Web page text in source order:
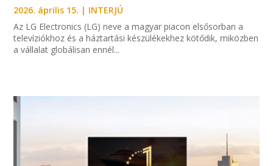
2026. április 15. | INTERJÚ
Az LG Electronics (LG) neve a magyar piacon elsősorban a
televíziókhoz és a háztartási készülékekhez kötődik, miközben
a vállalat globálisan ennél...